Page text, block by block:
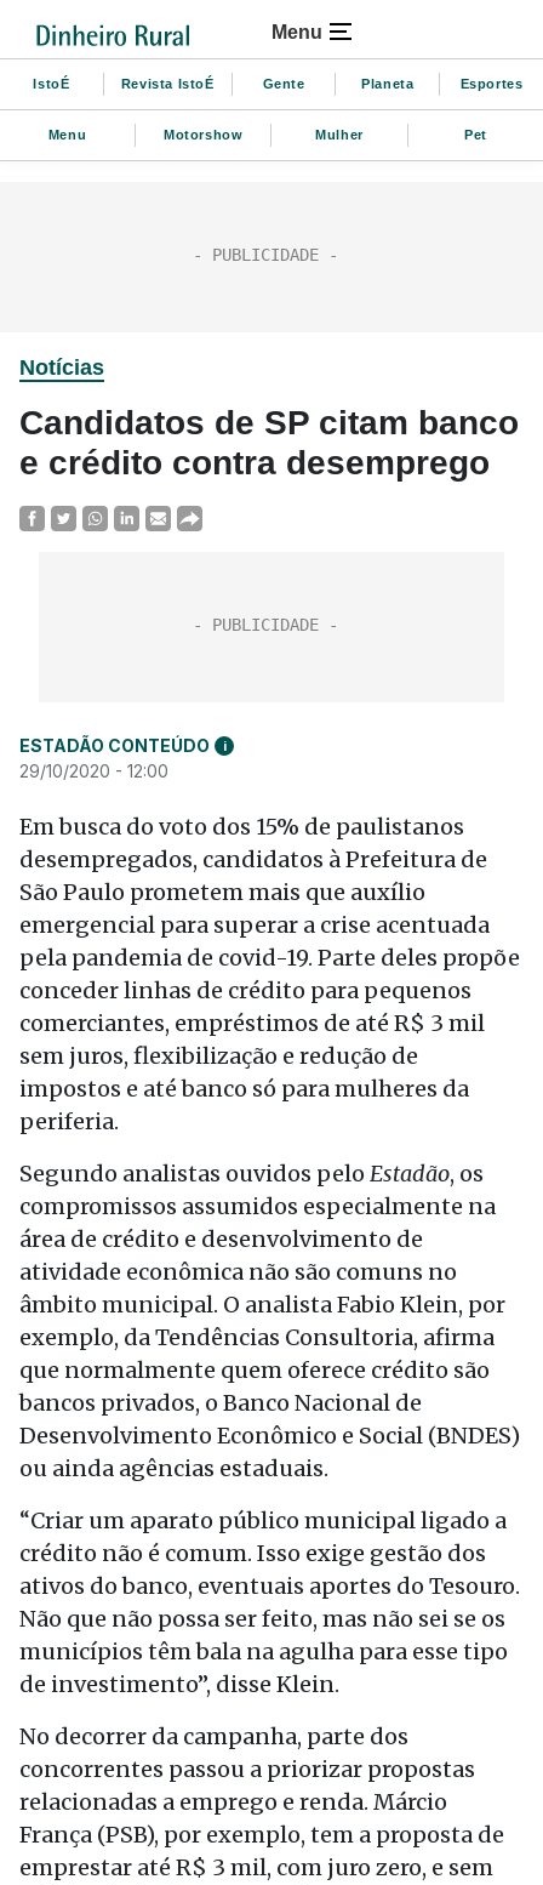
Menu
IstoÉ Revista IstoÉ Gente Planeta Esportes
Menu Motorshow Mulher Pet
Notícias
Candidatos de SP citam banco
e crédito contra desemprego
ESTADÃO CONTEÚDO i
29/10/2020 - 12:00
Em busca do voto dos 15% de paulistanos
desempregados, candidatos à Prefeitura de
São Paulo prometem mais que auxílio
emergencial para superar a crise acentuada
pela pandemia de covid-19. Parte deles propõe
conceder linhas de crédito para pequenos
comerciantes, empréstimos de até R$ 3 mil
sem juros, flexibilização e redução de
impostos e até banco só para mulheres da
periferia.
Segundo analistas ouvidos pelo Estadão, os
compromissos assumidos especialmente na
área de crédito e desenvolvimento de
atividade econômica não são comuns no
âmbito municipal. O analista Fabio Klein, por
exemplo, da Tendências Consultoria, afirma
que normalmente quem oferece crédito são
bancos privados, o Banco Nacional de
Desenvolvimento Econômico e Social (BNDES)
ou ainda agências estaduais.
“Criar um aparato público municipal ligado a
crédito não é comum. Isso exige gestão dos
ativos do banco, eventuais aportes do Tesouro.
Não que não possa ser feito, mas não sei se os
municípios têm bala na agulha para esse tipo
de investimento”, disse Klein.
No decorrer da campanha, parte dos
concorrentes passou a priorizar propostas
relacionadas a emprego e renda. Márcio
França (PSB), por exemplo, tem a proposta de
emprestar até R$ 3 mil, com juro zero, e sem